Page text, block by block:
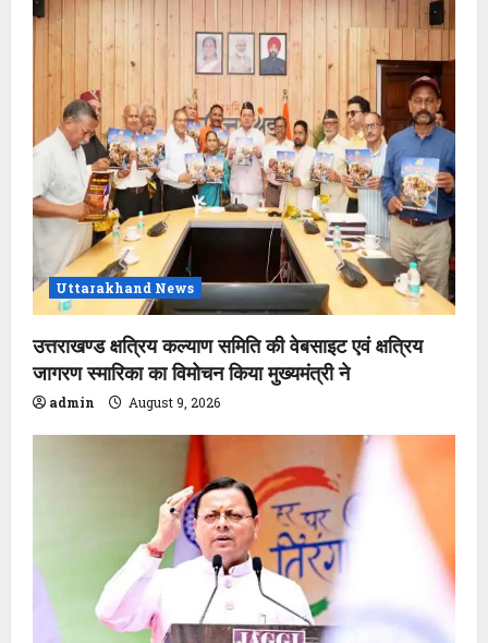
Uttarakhand News
उत्तराखण्ड क्षत्रिय कल्याण समिति की वेबसाइट एवं क्षत्रिय
जागरण स्मारिका का विमोचन किया मुख्यमंत्री ने
admin August 9, 2026